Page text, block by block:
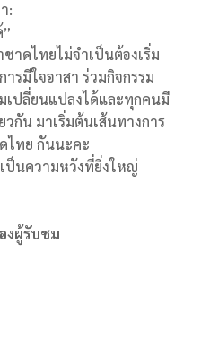
:
าดไทยไม่จำเป็นต้องเริ่ม
รมีใจอาสา ร่วมกิจกรรม
เปลี่ยนแปลงได้และทุกคนมี
วกัน มาเริ่มต้นเส้นทางการ
ไทย กันนะคะ
เป็นความหวังที่ยิ่งใหญ่
งผู้รับชม